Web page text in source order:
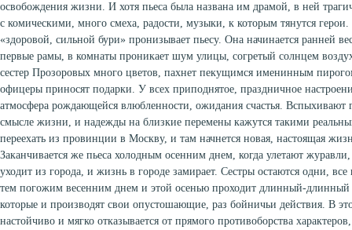
освобождения жизни. И хотя пьеса была названа им драмой, в ней
с комическими, много смеха, радости, музыки, к которым тянутся
«здоровой, сильной бури» пронизывает пьесу. Она начинается ранней
первые рамы, в комнаты проникает шум улицы, согретый солнцем
сестер Прозоровых много цветов, пахнет пекущимся именинным
офицеры приносят подарки. У всех приподнятое, праздничное
атмосфера рождающейся влюбленности, ожидания счастья. Вспыхивают
смысле жизни, и надежды на близкие перемены кажутся такими
переехать из провинции в Москву, и там начнется новая, настоящая
Заканчивается же пьеса холодным осенним днем, когда улетают
уходит из города, и жизнь в городе замирает. Сестры остаются одни,
тем погожим весенним днем и этой осенью проходит длинный-длинный
которые и производят свои опустошающие, раз бойничьи действия. В
настойчиво и мягко отказывается от прямого противоборства